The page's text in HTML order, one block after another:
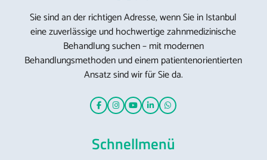
Sie sind an der richtigen Adresse, wenn Sie in Istanbul
eine zuverlässige und hochwertige zahnmedizinische
Behandlung suchen – mit modernen
Behandlungsmethoden und einem patientenorientierten
Ansatz sind wir für Sie da.
Schnellmenü